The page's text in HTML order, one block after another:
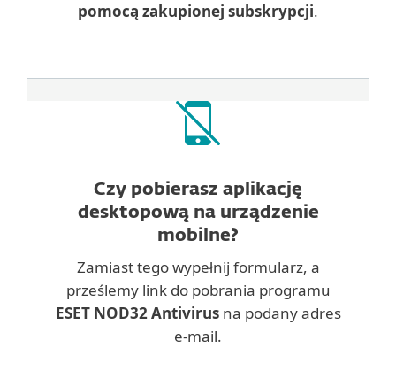
pomocą zakupionej subskrypcji.
Czy pobierasz aplikację
desktopową na urządzenie
mobilne?
Zamiast tego wypełnij formularz, a
prześlemy link do pobrania programu
ESET NOD32 Antivirusna podany adres
e-mail.